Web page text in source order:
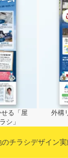
る「屋
シ」
外構
のチラシデザイン